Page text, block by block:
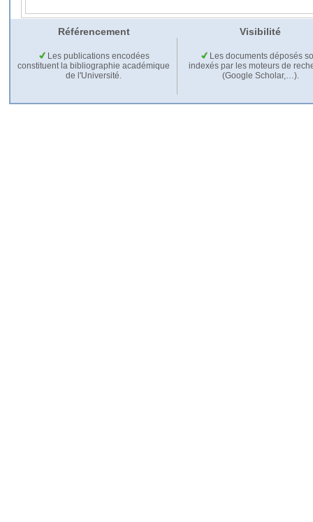
Référencement Visibilité
Les publications encodées
constituent la bibliographie académique
de l'Université.
Les documents déposés
indexés par les moteurs de
(Google Scholar,…).